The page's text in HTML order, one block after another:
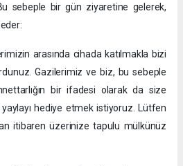
sebeple bir gün ziyaretine gelerek,
arasında cihada katılmakla bizi
Gazilerimiz ve biz, bu sebeple
bir ifadesi olarak da size
hediye etmek istiyoruz. Lütfen
itibaren üzerinize tapulu mülkünüz